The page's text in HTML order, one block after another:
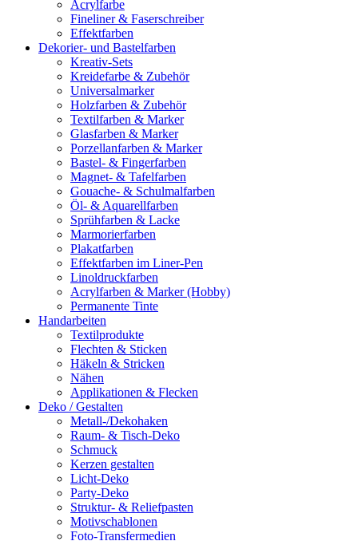
Acrylfarbe
Fineliner & Faserschreiber
Effektfarben
Dekorier- und Bastelfarben
Kreativ-Sets
Kreidefarbe & Zubehör
Universalmarker
Holzfarben & Zubehör
Textilfarben & Marker
Glasfarben & Marker
Porzellanfarben & Marker
Bastel- & Fingerfarben
Magnet- & Tafelfarben
Gouache- & Schulmalfarben
Öl- & Aquarellfarben
Sprühfarben & Lacke
Marmorierfarben
Plakatfarben
Effektfarben im Liner-Pen
Linoldruckfarben
Acrylfarben & Marker (Hobby)
Permanente Tinte
Handarbeiten
Textilprodukte
Flechten & Sticken
Häkeln & Stricken
Nähen
Applikationen & Flecken
Deko / Gestalten
Metall-/Dekohaken
Raum- & Tisch-Deko
Schmuck
Kerzen gestalten
Licht-Deko
Party-Deko
Struktur- & Reliefpasten
Motivschablonen
Foto-Transfermedien